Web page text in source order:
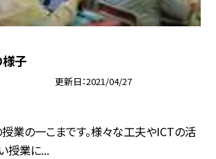
子
更新日 2021/04/27
業の一こまです。様々な工夫やICTの活
授業に...